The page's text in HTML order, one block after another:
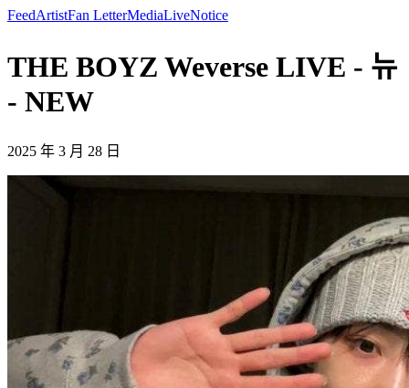
FeedArtistFan LetterMediaLiveNotice
THE BOYZ Weverse LIVE - 뉴
- NEW
2025 年 3 月 28 日